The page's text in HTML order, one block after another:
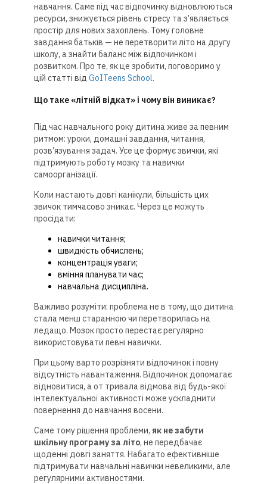
навчання. Саме під час відпочинку відновлюються
ресурси, знижується рівень стресу та з’являється
простір для нових захоплень. Тому головне
завдання батьків — не перетворити літо на другу
школу, а знайти баланс між відпочинком і
розвитком. Про те, як це зробити, поговоримо у
цій статті від GoITeens School.
Що таке «літній відкат» і чому він виникає?
Під час навчального року дитина живе за певним
ритмом: уроки, домашні завдання, читання,
розв’язування задач. Усе це формує звички, які
підтримують роботу мозку та навички
самоорганізації.
Коли настають довгі канікули, більшість цих
звичок тимчасово зникає. Через це можуть
просідати:
навички читання;
швидкість обчислень;
концентрація уваги;
вміння планувати час;
навчальна дисципліна.
Важливо розуміти: проблема не в тому, що дитина
стала менш старанною чи перетворилась на
ледащо. Мозок просто перестає регулярно
використовувати певні навички.
При цьому варто розрізняти відпочинок і повну
відсутність навантаження. Відпочинок допомагає
відновитися, а от тривала відмова від будь-якої
інтелектуальної активності може ускладнити
повернення до навчання восени.
Саме тому рішення проблеми, як не забути
шкільну програму за літо, не передбачає
щоденні довгі заняття. Набагато ефективніше
підтримувати навчальні навички невеликими, але
регулярними активностями.